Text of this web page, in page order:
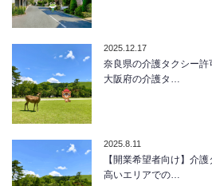
2025.12.17
奈良県の介護タクシー許
大阪府の介護タ…
2025.8.11
【開業希望者向け】介
高いエリアでの…